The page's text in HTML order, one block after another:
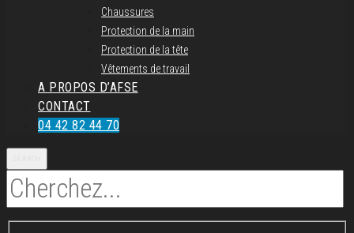
Chaussures
Protection de la main
Protection de la tête
Vêtements de travail
A PROPOS D’AFSE
CONTACT
04 42 82 44 70